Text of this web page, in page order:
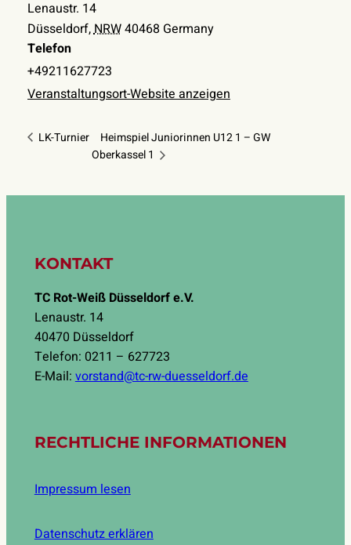
Lenaustr. 14
Düsseldorf,NRW40468 Germany
Telefon
+49211627723
Veranstaltungsort-Website anzeigen
LK-Turnier
Heimspiel Juniorinnen U12 1 – GW
Oberkassel 1
KONTAKT
TC Rot-Weiß Düsseldorf e.V.
Lenaustr. 14
40470 Düsseldorf
Telefon: 0211 – 627723
E-Mail:vorstand@tc-rw-duesseldorf.de
RECHTLICHE INFORMATIONEN
Impressum lesen
Datenschutz erklären